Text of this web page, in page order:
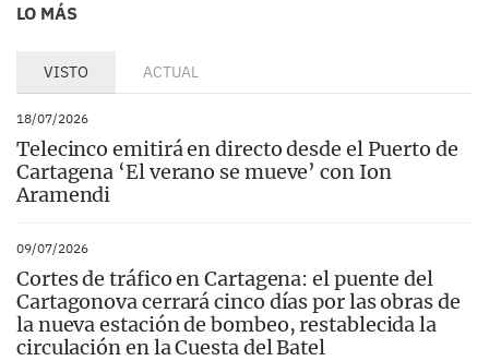
LO MÁS
VISTO ACTUAL
18/07/2026
Telecinco emitirá en directo desde el Puerto de
Cartagena ‘El verano se mueve’ con Ion
Aramendi
09/07/2026
Cortes de tráfico en Cartagena: el puente del
Cartagonova cerrará cinco días por las obras de
la nueva estación de bombeo, restablecida la
circulación en la Cuesta del Batel